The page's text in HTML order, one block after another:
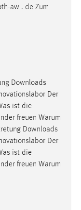
aw . de Zum
Downloads
Der
ist die
freuen Warum
Downloads
Der
ist die
freuen Warum